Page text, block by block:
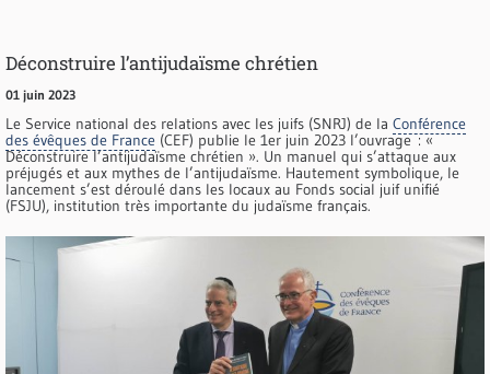
Déconstruire l’antijudaïsme chrétien
01 juin 2023
Le Service national des relations avec les juifs (SNRJ) de la Conférence
des évêques de France (CEF) publie le 1er juin 2023 l’ouvrage : «
Déconstruire l’antijudaïsme chrétien ». Un manuel qui s’attaque aux
préjugés et aux mythes de l’antijudaïsme. Hautement symbolique, le
lancement s’est déroulé dans les locaux au Fonds social juif unifié
(FSJU), institution très importante du judaïsme français.